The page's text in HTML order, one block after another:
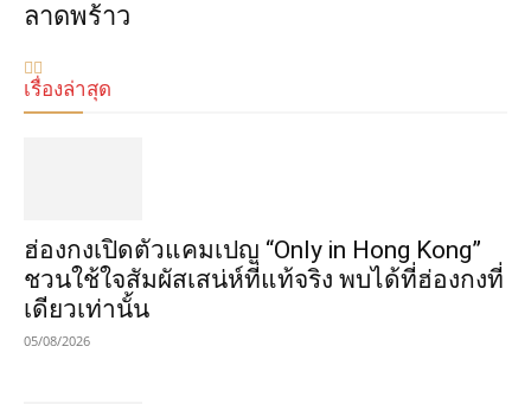
ลาดพร้าว
เรื่องล่าสุด
ฮ่องกงเปิดตัวแคมเปญ “Only in Hong Kong”
ชวนใช้ใจสัมผัสเสน่ห์ที่แท้จริง พบได้ที่ฮ่องกงที่
เดียวเท่านั้น
05/08/2026